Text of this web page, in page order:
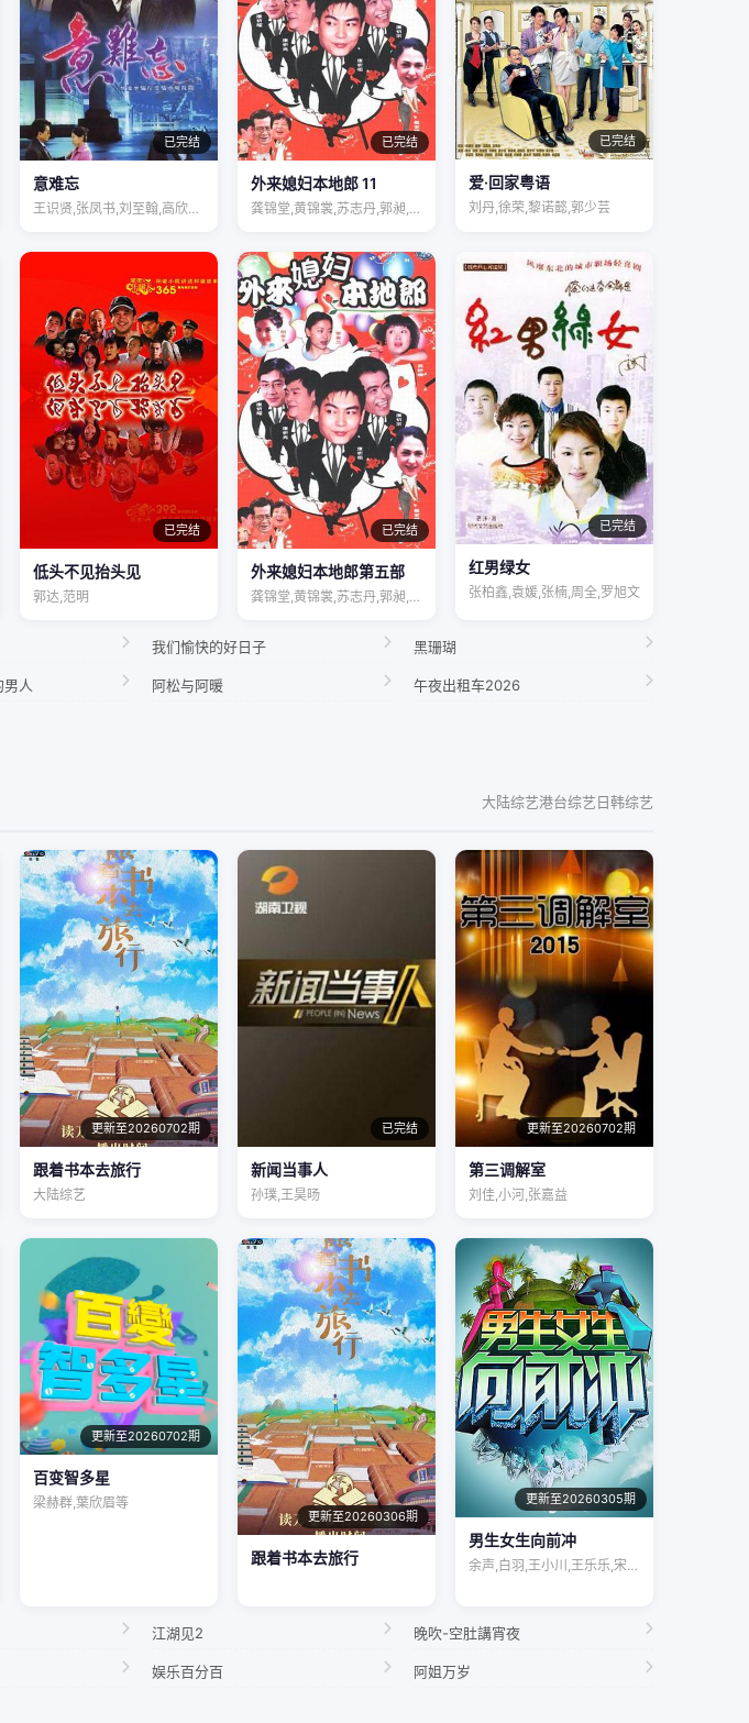
已完结
意难忘
王识贤,张凤书,刘至翰,高欣欣,李兴文,…
已完结
外来媳妇本地郎 11
龚锦堂,黄锦裳,苏志丹,郭昶,彭新智,徐…
已完结
爱·回家粤语
刘丹,徐荣,黎诺懿,郭少芸
已完结
低头不见抬头见
郭达,范明
已完结
外来媳妇本地郎第五部
龚锦堂,黄锦裳,苏志丹,郭昶,彭新智,徐…
已完结
红男绿女
张柏鑫,袁媛,张楠,周全,罗旭文
我们愉快的好日子 黑珊瑚
人 阿松与阿暖 午夜出租车2026
大陆综艺港台综艺日韩综艺
更新至20260702期
跟着书本去旅行
大陆综艺
已完结
新闻当事人
孙璞,王昊旸
更新至20260702期
第三调解室
刘佳,小河,张嘉益
更新至20260702期
百变智多星
梁赫群,葉欣眉等
更新至20260306期
跟着书本去旅行
更新至20260305期
男生女生向前冲
余声,白羽,王小川,王乐乐,宋秋熠,张亚…
江湖见2 晚吹-空肚講宵夜
娱乐百分百 阿姐万岁